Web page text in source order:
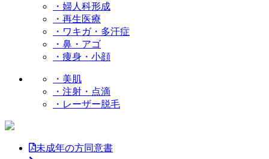
・婦人科形成
・再生医療
・ワキガ・多汗症
・鼻・アゴ
・痩身・小顔
・美肌
・注射・点滴
・レーザー脱毛
未成年の方同意書